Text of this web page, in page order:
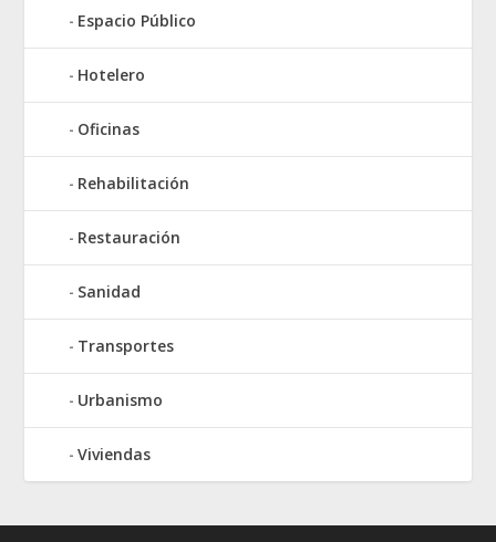
Espacio Público
Hotelero
Oficinas
Rehabilitación
Restauración
Sanidad
Transportes
Urbanismo
Viviendas